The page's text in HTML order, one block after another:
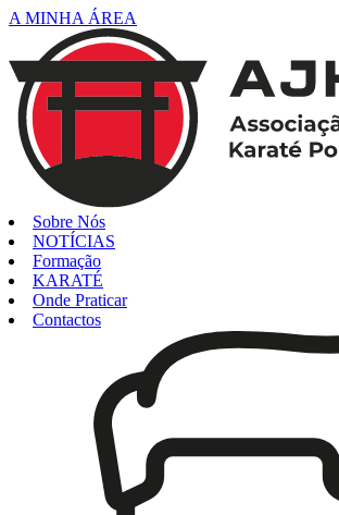
A MINHA ÁREA
Sobre Nós
NOTÍCIAS
Formação
KARATÉ
Onde Praticar
Contactos